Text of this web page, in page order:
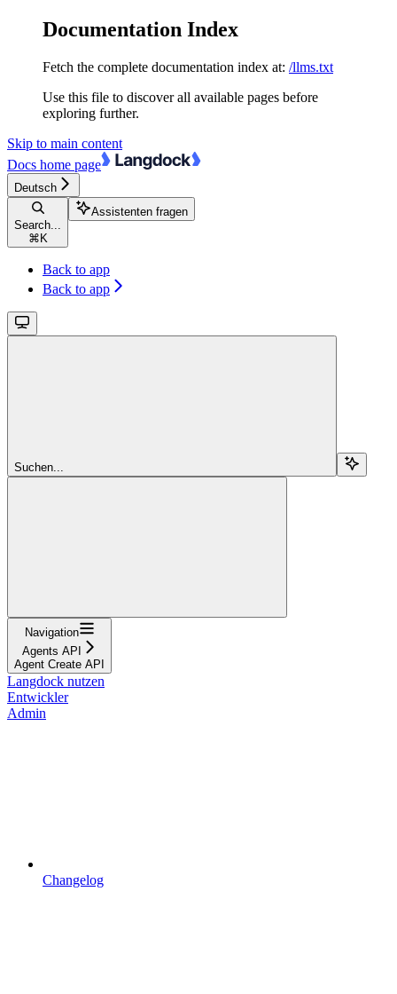
Documentation Index
Fetch the complete documentation index at: /llms.txt
Use this file to discover all available pages before
exploring further.
Skip to main content
Docs home page
Deutsch
Search...
⌘ K
Assistenten fragen
Back to app
Back to app
Suchen...
Navigation
Agents API
Agent Create API
Langdock nutzen
Entwickler
Admin
Changelog